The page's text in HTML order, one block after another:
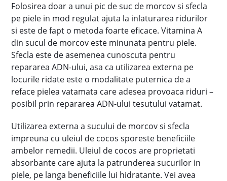
Folosirea doar a unui pic de suc de morcov si sfecla
pe piele in mod regulat ajuta la inlaturarea ridurilor
si este de fapt o metoda foarte eficace. Vitamina A
din sucul de morcov este minunata pentru piele.
Sfecla este de asemenea cunoscuta pentru
repararea ADN-ului, asa ca utilizarea externa pe
locurile ridate este o modalitate puternica de a
reface pielea vatamata care adesea provoaca riduri –
posibil prin repararea ADN-ului tesutului vatamat.
Utilizarea externa a sucului de morcov si sfecla
impreuna cu uleiul de cocos sporeste beneficiile
ambelor remedii. Uleiul de cocos are proprietati
absorbante care ajuta la patrunderea sucurilor in
piele, pe langa beneficiile lui hidratante. Vei avea